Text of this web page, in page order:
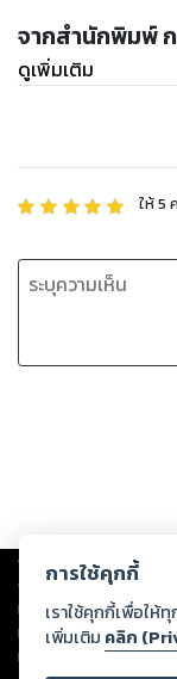
จากสำนักพิมพ์
ดูเพิ่มเติม
ให้5
Copyright © 2026
ต่อผลงานหรือเนื้อหาใดที่
ทรัพย์สินทางปัญญาของ
ทุกท่านโปรดใช้วิจารณญ
หนึ่งส่วนใดขัดต่อกฎหมา
การใช้คุกกี้
เราใช้คุกกี้เพื่อให้
เพิ่มเติม คลิก